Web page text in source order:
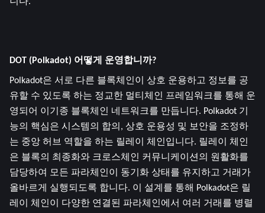
DOT (Polkadot) 어떻게 운영합니까?
Polkadot은 서로 다른 블록체인이 상호 운용하고 정보를 공
유할 수 있도록 하는 정교한 멀티체인 프레임워크를 통해 운
영되어 이기종 블록체인 네트워크를 만듭니다. Polkadot 기
능의 핵심은 시스템의 합의, 상호 운용성 및 보안을 조정하
는 중앙 허브 역할을 하는 릴레이 체인입니다. 릴레이 체인
은 블록의 최종화와 크로스체인 커뮤니케이션의 원활화를
담당하여 모든 파라체인이 동기화 상태를 유지하고 거래가
올바르게 실행되도록 합니다. 이 설계를 통해 Polkadot은 릴
레이 체인이 다양한 연결된 파라체인에서 여러 거래를 병렬